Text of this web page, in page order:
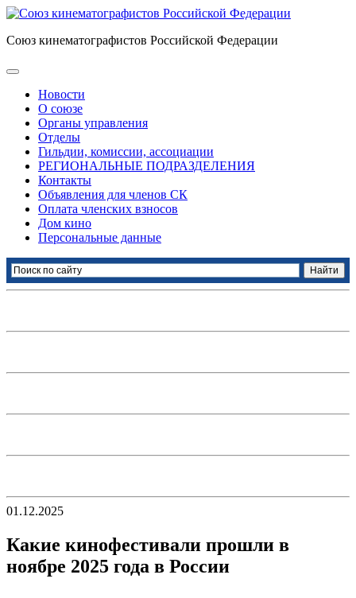
Союз кинематографистов Российской Федерации
Новости
О союзе
Органы управления
Отделы
Гильдии, комиссии, ассоциации
РЕГИОНАЛЬНЫЕ ПОДРАЗДЕЛЕНИЯ
Контакты
Объявления для членов СК
Оплата членских взносов
Дом кино
Персональные данные
01.12.2025
Какие кинофестивали прошли в
ноябре 2025 года в России